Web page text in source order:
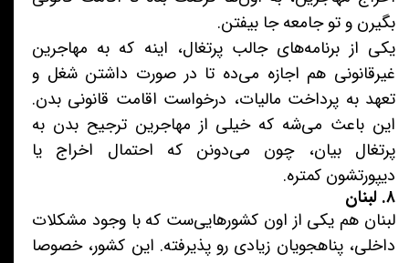
بگیرن و تو جامعه جا بیفتن.
یکی از برنامه‌های جالب پرتغال، اینه که به مهاجرین
غیرقانونی هم اجازه می‌ده تا در صورت داشتن شغل و
تعهد به پرداخت مالیات، درخواست اقامت قانونی بدن.
این باعث می‌شه که خیلی از مهاجرین ترجیح بدن به
پرتغال بیان، چون می‌دونن که احتمال اخراج یا
دیپورتشون کمتره.
۸. لبنان
لبنان هم یکی از اون کشورهایی‌ست که با وجود مشکلات
داخلی، پناهجویان زیادی رو پذیرفته. این کشور، خصوصا